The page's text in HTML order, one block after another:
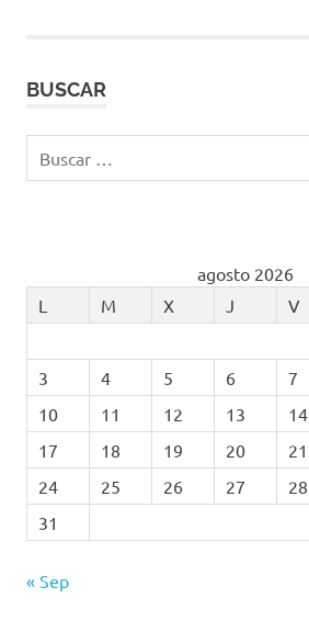
BUSCAR
agosto 2026
L
M X J V
3
4 5 6 7
10
11 12 13 14
17
18 19 20 21
24
25 26 27 28
31
« Sep